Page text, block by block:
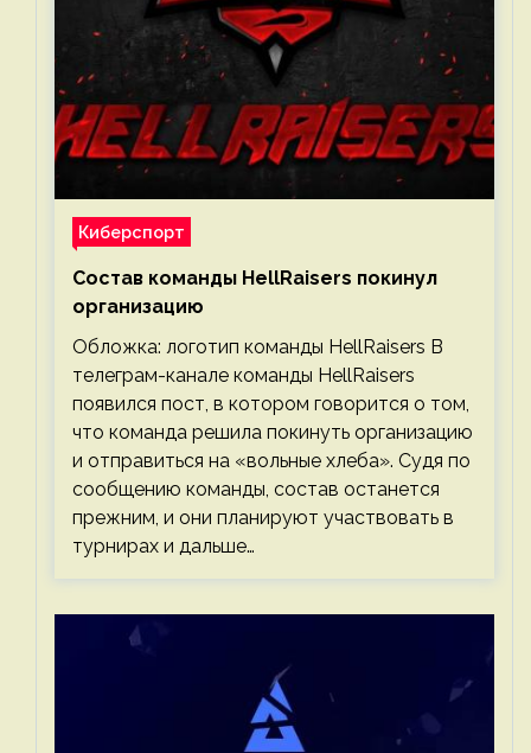
Киберспорт
Состав команды HellRaisers покинул
организацию
Обложка: логотип команды HellRaisers В
телеграм-канале команды HellRaisers
появился пост, в котором говорится о том,
что команда решила покинуть организацию
и отправиться на «вольные хлеба». Судя по
сообщению команды, состав останется
прежним, и они планируют участвовать в
турнирах и дальше…